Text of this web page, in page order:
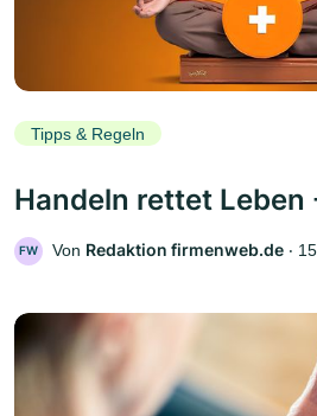
Tipps & Regeln
Handeln rettet
FW Von Redaktion firmenweb.de ‧